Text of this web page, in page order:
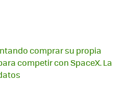
comprar su propia
competir con SpaceX. La